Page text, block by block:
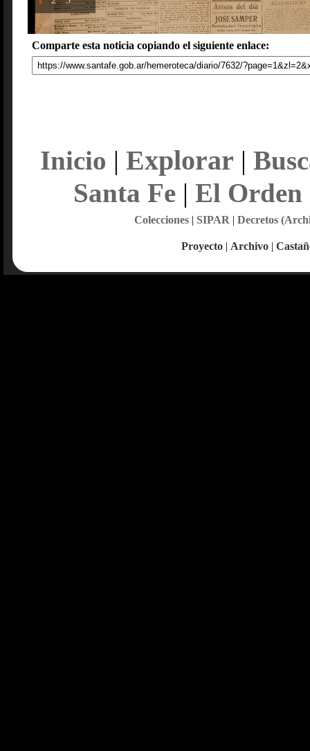
Comparte esta noticia copiando el siguiente enlace:
Inicio | Explorar |
Santa Fe| El Orden
Colecciones| SIPAR | Decretos
Proyecto | Archivo |